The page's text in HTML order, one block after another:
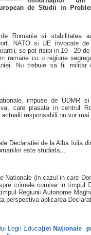
de Studii in
Romania si stabilitatea
NATO si UE invocate
se pot risipi in 10 - 20
ramane cu o regiune
Nu trebuie sa fii militar
impuse de UDMR
care plasata in centrul
responsabili nu vor mai
Declaratiei de la Alba Iulia
este studiata...
Nationale (in cazul in care
crimele comise in timpul
Regiunii Autonome
perspectiva aplicarea
Legii Educației Naționale